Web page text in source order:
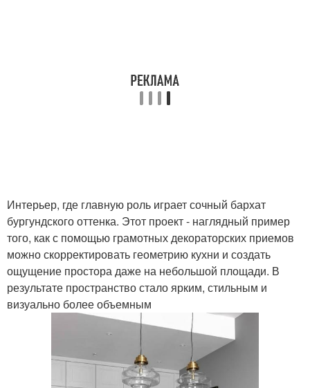
Интерьер, где главную роль играет сочный бархат
бургундского оттенка. Этот проект - наглядный пример
того, как с помощью грамотных декораторских приемов
можно скорректировать геометрию кухни и создать
ощущение простора даже на небольшой площади. В
результате пространство стало ярким, стильным и
визуально более объемным